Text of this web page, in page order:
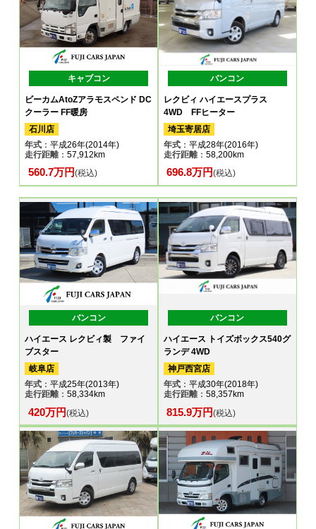
キャブコン
ビーカムAtoZアラモスペンド DC
クーラー FF暖房
石川店
年式 ：平成26年(2014年)
走行距離：57,912km
560.7万円(税込)
バンコン
レクビィ ハイエースプラス
4WD FFヒーター
埼玉寄居店
年式：平成28年(2016年)
走行距離：58,200km
696.8万円(税込)
バンコン
ハイエース レクビィ製 ファイ
ブスター
岐阜店
年式 ：平成25年(2013年)
走行距離：58,334km
420万円(税込)
バンコン
ハイエース トイズボックス540グ
ランデ 4WD
神戸西宮店
年式：平成30年(2018年)
走行距離：58,357km
815.9万円(税込)